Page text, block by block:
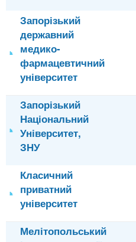
Запорізький
державний
медико-
фармацевтичний
університет
Запорізький
Національний
Університет,
ЗНУ
Класичний
приватний
університет
Мелітопольський